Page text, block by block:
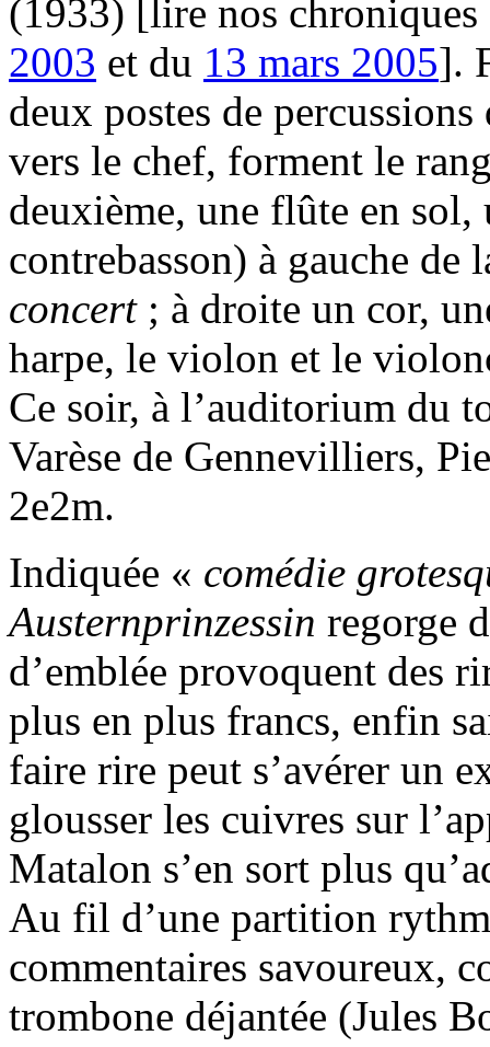
(1933) [lire nos
2003 et du 13 mars 2005].
deux postes de
vers le chef, forment le
deuxième, une flûte en sol,
contrebasson) à gauche
concert; à droite un cor,
harpe, le violon et le
Ce soir, à l’auditorium du
Varèse de Gennevilliers,
2e2m.
Indiquée « comédie
Austernprinzessin regorge
d’emblée provoquent des
plus en plus francs, enfin
faire rire peut s’avérer un
glousser les cuivres sur
Matalon s’en sort plus
Au fil d’une partition
commentaires savoureux,
trombone déjantée (Jules